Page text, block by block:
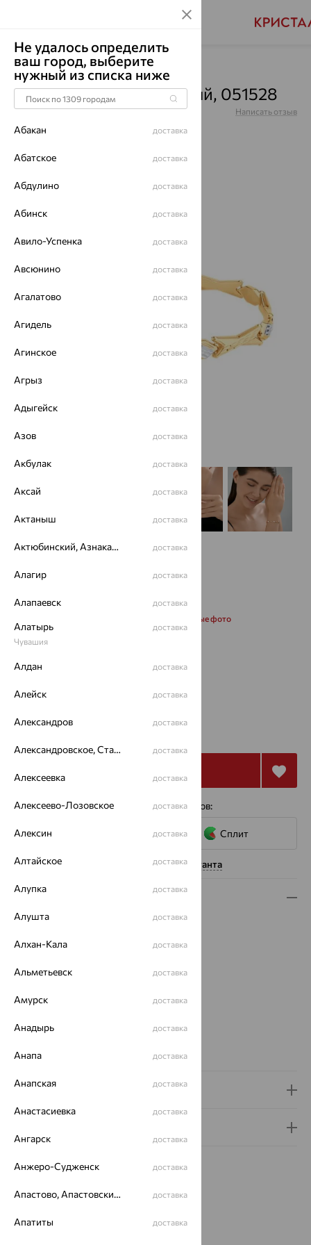
Главная Каталог Браслеты декоративные
Браслет, золото, красный, 051528
Артикул:051528 Написать отзыв
Запросить дополнительные фото
от 49 748
4 платежа по 12 437₽ с помощью сервисов:
Сплит
Нужна помощь консультанта
Описание
Вид изделия:
Вес:
4.89 — 5.6
Цвет металла:
Страна происхождения:
РОССИЯ
Бренд:SOKOLOV
Вес металла:
Доставка и оплата
Похожие изделия
Не удалось определить
ваш город, выберите
нужный из списка ниже
Абакан доставка
Абатское доставка
Абдулино доставка
Абинск доставка
Авило-Успенка доставка
Авсюнино доставка
Агалатово доставка
Агидель доставка
Агинское доставка
Агрыз доставка
Адыгейск доставка
Азов доставка
Акбулак доставка
Аксай доставка
Актаныш доставка
Актюбинский, Азнакаевский район доставка
Алагир доставка
Алапаевск доставка
Алатырь
Чувашия
доставка
Алдан доставка
Алейск доставка
Александров доставка
Александровское, Ставропольский край доставка
Алексеевка доставка
Алексеево-Лозовское доставка
Алексин доставка
Алтайское доставка
Алупка доставка
Алушта доставка
Алхан-Кала доставка
Альметьевск доставка
Амурск доставка
Анадырь доставка
Анапа доставка
Анапская доставка
Анастасиевка доставка
Ангарск доставка
Анжеро-Судженск доставка
Апастово, Апастовский район доставка
Апатиты доставка